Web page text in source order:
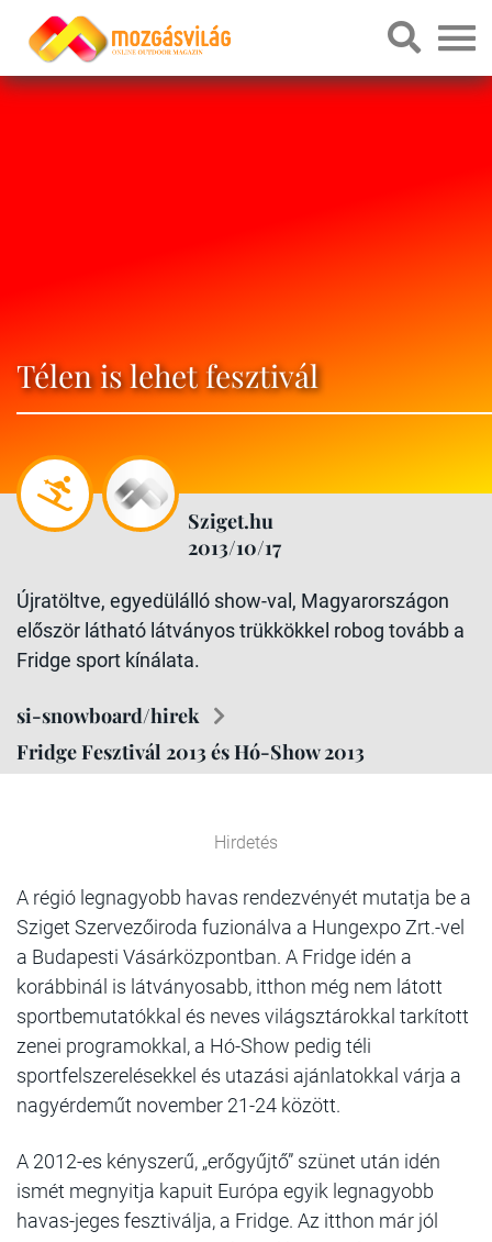
Télen is lehet fesztivál
Sziget.hu
2013/10/17
Újratöltve, egyedülálló show-val, Magyarországon
először látható látványos trükkökkel robog tovább a
Fridge sport kínálata.
si-snowboard/hirek
Fridge Fesztivál 2013 és Hó-Show 2013
Hirdetés
A régió legnagyobb havas rendezvényét mutatja be a
Sziget Szervezőiroda fuzionálva a Hungexpo Zrt.-vel
a Budapesti Vásárközpontban. A Fridge idén a
korábbinál is látványosabb, itthon még nem látott
sportbemutatókkal és neves világsztárokkal tarkított
zenei programokkal, a Hó-Show pedig téli
sportfelszerelésekkel és utazási ajánlatokkal várja a
nagyérdeműt november 21-24 között.
A 2012-es kényszerű, „erőgyűjtő” szünet után idén
ismét megnyitja kapuit Európa egyik legnagyobb
havas-jeges fesztiválja, a Fridge. Az itthon már jól